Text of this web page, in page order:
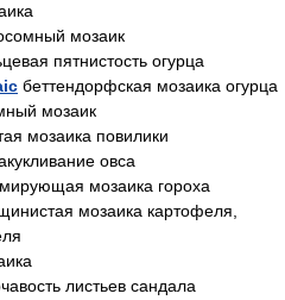
мозаик
пятнистость огурца
беттендорфская мозаика огурца
мозаик
мозаика повилики
овса
мозаика гороха
мозаика картофеля,
листьев сандала